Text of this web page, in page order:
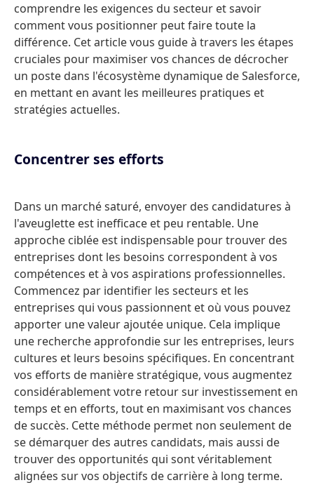
comprendre les exigences du secteur et savoir
comment vous positionner peut faire toute la
différence. Cet article vous guide à travers les étapes
cruciales pour maximiser vos chances de décrocher
un poste dans l'écosystème dynamique de Salesforce,
en mettant en avant les meilleures pratiques et
stratégies actuelles.
Concentrer ses efforts
Dans un marché saturé, envoyer des candidatures à
l'aveuglette est inefficace et peu rentable. Une
approche ciblée est indispensable pour trouver des
entreprises dont les besoins correspondent à vos
compétences et à vos aspirations professionnelles.
Commencez par identifier les secteurs et les
entreprises qui vous passionnent et où vous pouvez
apporter une valeur ajoutée unique. Cela implique
une recherche approfondie sur les entreprises, leurs
cultures et leurs besoins spécifiques. En concentrant
vos efforts de manière stratégique, vous augmentez
considérablement votre retour sur investissement en
temps et en efforts, tout en maximisant vos chances
de succès. Cette méthode permet non seulement de
se démarquer des autres candidats, mais aussi de
trouver des opportunités qui sont véritablement
alignées sur vos objectifs de carrière à long terme.